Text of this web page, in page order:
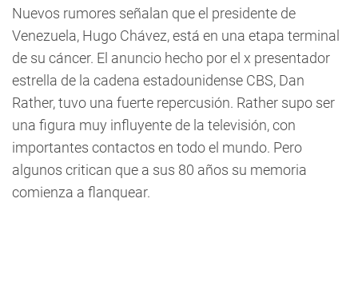
Nuevos rumores señalan que el presidente de
Venezuela, Hugo Chávez, está en una etapa terminal
de su cáncer. El anuncio hecho por el x presentador
estrella de la cadena estadounidense CBS, Dan
Rather, tuvo una fuerte repercusión. Rather supo ser
una figura muy influyente de la televisión, con
importantes contactos en todo el mundo. Pero
algunos critican que a sus 80 años su memoria
comienza a flanquear.